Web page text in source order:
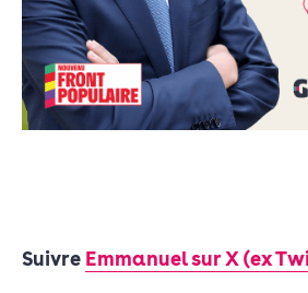
Suivre Emmanuelsur X (ex